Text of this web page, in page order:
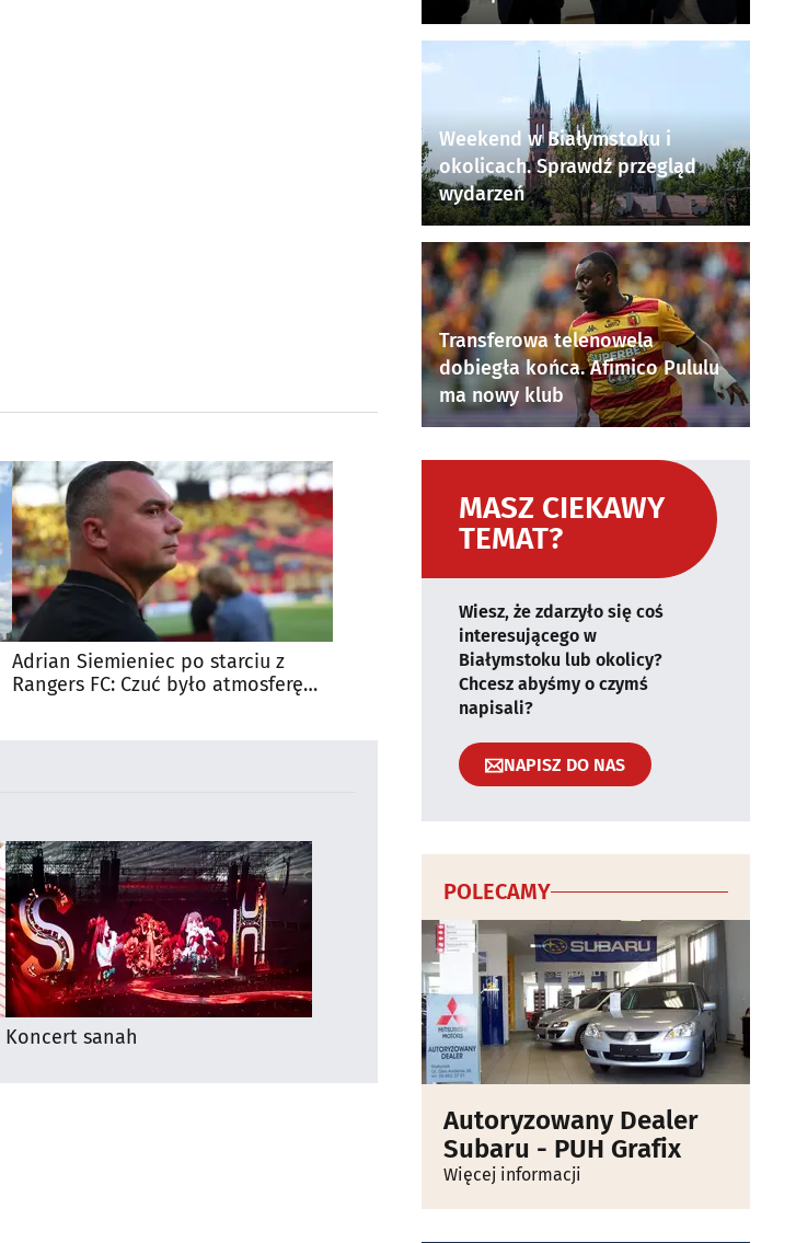
Adrian Siemieniec po starciu z
Rangers FC: Czuć było atmosferę
Koncert sanah
Weekend w Białymstoku i
okolicach. Sprawdź przegląd
wydarzeń
Transferowa telenowela
dobiegła końca. Afimico Pululu
ma nowy klub
MASZ CIEKAWY
TEMAT?
Wiesz, że zdarzyło się coś
interesującego w
Białymstoku lub okolicy?
Chcesz abyśmy o czymś
napisali?
NAPISZ DO NAS
POLECAMY
Autoryzowany Dealer
Subaru - PUH Grafix
Więcej informacji